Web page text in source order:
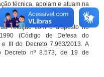
técnica, apoiam e atuam na
relação com o disposto no
(Código de Defesa do
III do Decreto 7.963/2013. A
Decreto nº 8.573, de 19 de